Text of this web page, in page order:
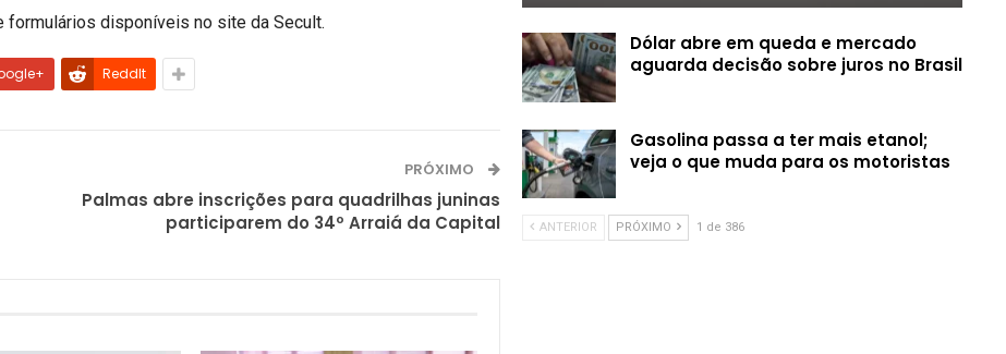
disponíveis no site da Secult.
ReddIt
PRÓXIMO
Palmas abre inscrições para quadrilhas juninas
participarem do 34º Arraiá da Capital
Dólar abre em queda e mercado
aguarda decisão sobre juros no Brasil
Gasolina passa a ter mais etanol;
veja o que muda para os motoristas
ANTERIOR PRÓXIMO 1 de 386